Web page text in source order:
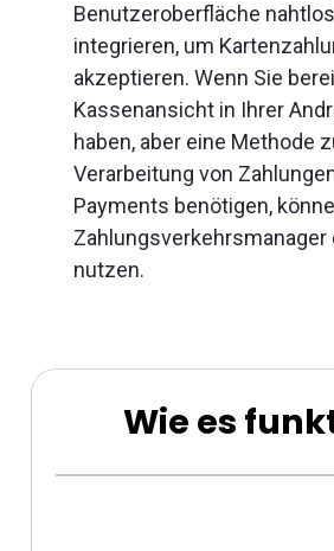
Benutzeroberfläche
integrieren, um
akzeptieren. Wenn Sie
Kassenansicht in Ihrer
haben, aber eine Methode
Verarbeitung von
Payments benötigen,
Zahlungsverkehrsmanager
nutzen.
Wie es